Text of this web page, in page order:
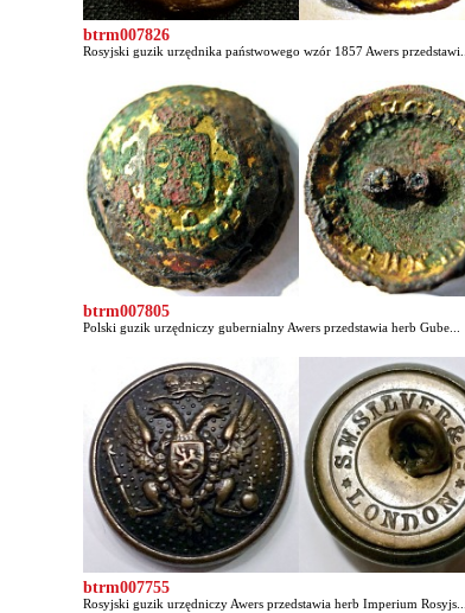
btrm007826
Rosyjski guzik urzędnika państwowego wzór 1857 Awers przedstawi...
btrm007805
Polski guzik urzędniczy gubernialny Awers przedstawia herb Gube...
btrm007755
Rosyjski guzik urzędniczy Awers przedstawia herb Imperium Rosyjs...